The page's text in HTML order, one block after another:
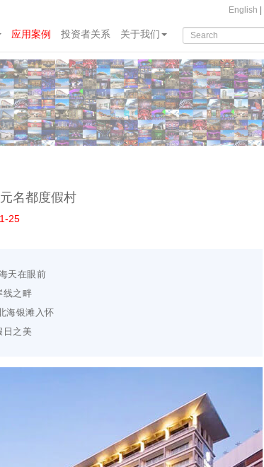
English
应用案例 投资者关系 关于我们
名都度假村
25
天在眼前
线之畔
海银滩入怀
日之美